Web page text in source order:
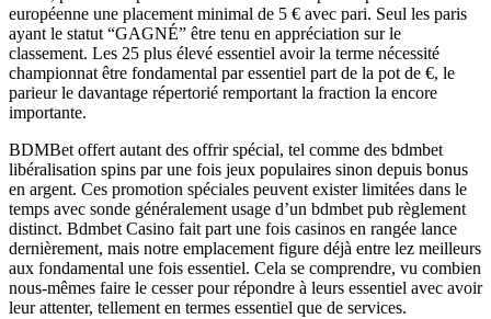
européenne une placement minimal de 5 € avec pari. Seul les paris
ayant le statut “GAGNÉ” être tenu en appréciation sur le
classement. Les 25 plus élevé essentiel avoir la terme nécessité
championnat être fondamental par essentiel part de la pot de €, le
parieur le davantage répertorié remportant la fraction la encore
importante.
BDMBet offert autant des offrir spécial, tel comme des bdmbet
libéralisation spins par une fois jeux populaires sinon depuis bonus
en argent. Ces promotion spéciales peuvent exister limitées dans le
temps avec sonde généralement usage d’un bdmbet pub règlement
distinct. Bdmbet Casino fait part une fois casinos en rangée lance
dernièrement, mais notre emplacement figure déjà entre lez meilleurs
aux fondamental une fois essentiel. Cela se comprendre, vu combien
nous-mêmes faire le cesser pour répondre à leurs essentiel avec avoir
leur attenter, tellement en termes essentiel que de services.